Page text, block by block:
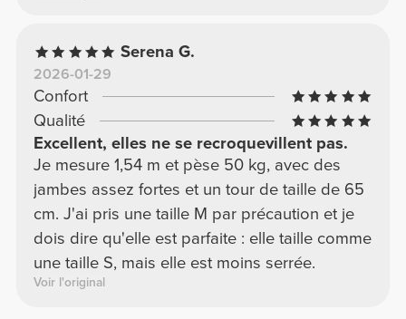
Serena G.
2026-01-29
Confort
Qualité
Excellent, elles ne se recroquevillent pas.
Je mesure 1,54 m et pèse 50 kg, avec des
jambes assez fortes et un tour de taille de 65
cm. J'ai pris une taille M par précaution et je
dois dire qu'elle est parfaite : elle taille comme
une taille S, mais elle est moins serrée.
Voir l'original